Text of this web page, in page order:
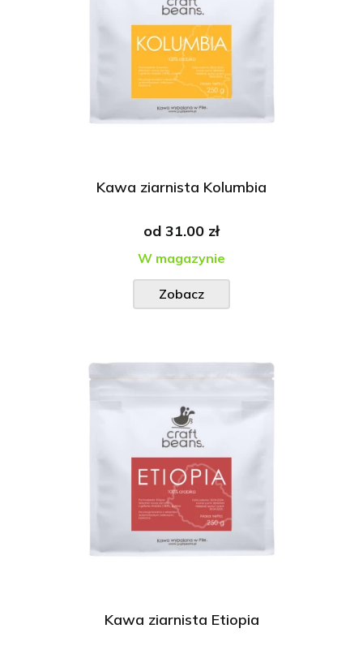
Kawa ziarnista Kolumbia
od 31.00 zł
W magazynie
Zobacz
Kawa ziarnista Etiopia